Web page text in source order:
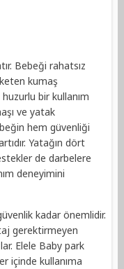
Bebeği rahatsız
kumaş
bir kullanım
ve yatak
hem güvenliği
Yatağın dört
de darbelere
deneyimini
kadar önemlidir.
gerektirmeyen
Elele Baby park
içinde kullanıma